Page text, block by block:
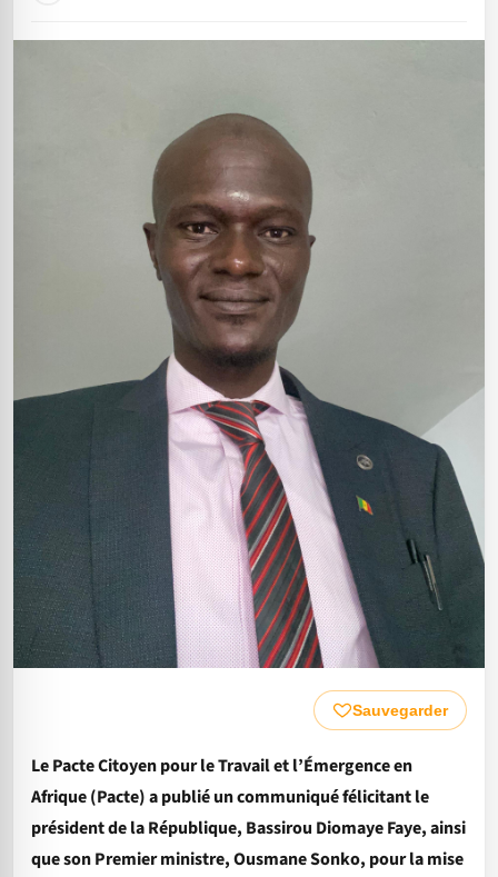
Sauvegarder
Le Pacte Citoyen pour le Travail et l’Émergence en
Afrique (Pacte) a publié un communiqué félicitant le
président de la République, Bassirou Diomaye Faye, ainsi
que son Premier ministre, Ousmane Sonko, pour la mise